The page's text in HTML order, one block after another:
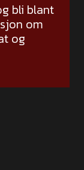
bli blant
om
og